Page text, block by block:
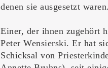
denen sie ausgesetzt waren.
Einer, der ihnen zugehört
Peter Wensierski. Er hat
Schicksal von